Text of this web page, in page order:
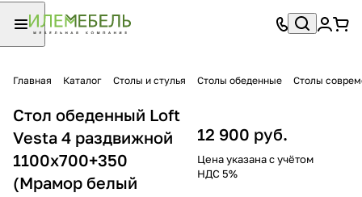
Главная Каталог Столы и стулья Столы обеденные Столы
Стол обеденный Loft
Vesta 4 раздвижной
1100х700+350
(Мрамор белый
12 900 руб.
Цена указана с учётом
НДС 5%